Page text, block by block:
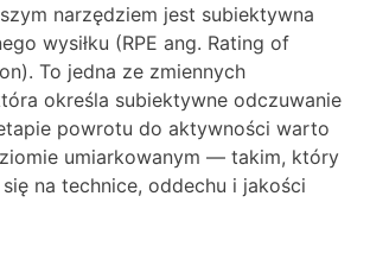
narzędziem jest subiektywna
wysiłku (RPE ang. Rating of
To jedna ze zmiennych
określa subiektywne odczuwanie
powrotu do aktywności warto
umiarkowanym — takim, który
na technice, oddechu i jakości